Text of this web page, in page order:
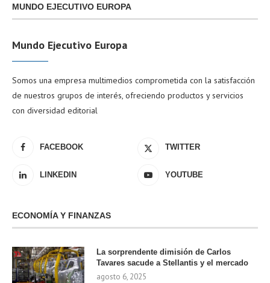
MUNDO EJECUTIVO EUROPA
Mundo Ejecutivo Europa
Somos una empresa multimedios comprometida con la satisfacción
de nuestros grupos de interés, ofreciendo productos y servicios
con diversidad editorial
FACEBOOK TWITTER
LINKEDIN YOUTUBE
ECONOMÍA Y FINANZAS
La sorprendente dimisión de Carlos
Tavares sacude a Stellantis y el mercado
agosto 6, 2025